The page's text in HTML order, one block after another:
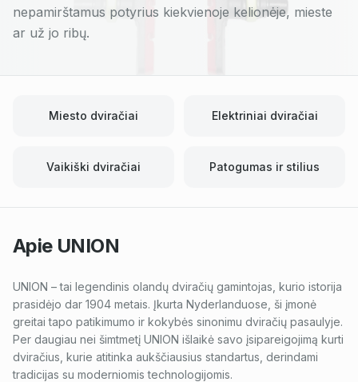
nepamirštamus potyrius kiekvienoje kelionėje, mieste
ar už jo ribų.
Miesto dviračiai Elektriniai dviračiai
Vaikiški dviračiai Patogumas ir stilius
Apie UNION
UNION – tai legendinis olandų dviračių gamintojas, kurio istorija
prasidėjo dar 1904 metais. Įkurta Nyderlanduose, ši įmonė
greitai tapo patikimumo ir kokybės sinonimu dviračių pasaulyje.
Per daugiau nei šimtmetį UNION išlaikė savo įsipareigojimą kurti
dviračius, kurie atitinka aukščiausius standartus, derindami
tradicijas su moderniomis technologijomis.